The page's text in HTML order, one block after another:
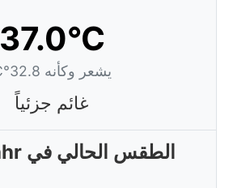
37.0°C
يشعر وكأنه 32.8°C
غائم جزئياً